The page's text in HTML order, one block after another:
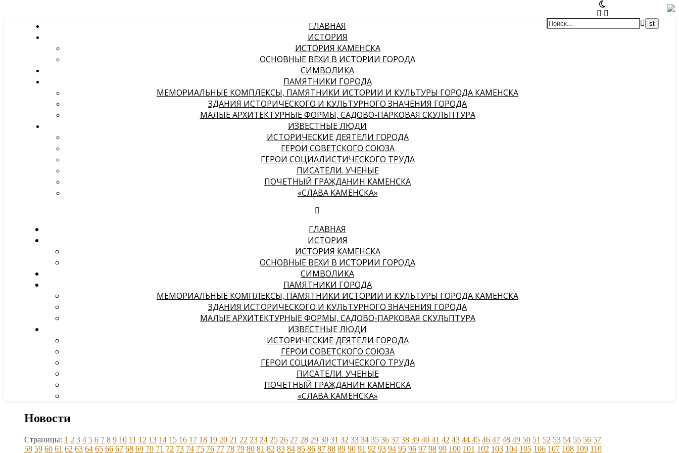
ГЛАВНАЯ
ИСТОРИЯ
ИСТОРИЯ КАМЕНСКА
ОСНОВНЫЕ ВЕХИ В ИСТОРИИ ГОРОДА
СИМВОЛИКА
ПАМЯТНИКИ ГОРОДА
МЕМОРИАЛЬНЫЕ КОМПЛЕКСЫ, ПАМЯТНИКИ ИСТОРИИ И КУЛЬТУРЫ ГОРОДА КАМЕНСКА
ЗДАНИЯ ИСТОРИЧЕСКОГО И КУЛЬТУРНОГО ЗНАЧЕНИЯ ГОРОДА
МАЛЫЕ АРХИТЕКТУРНЫЕ ФОРМЫ, САДОВО-ПАРКОВАЯ СКУЛЬПТУРА
ИЗВЕСТНЫЕ ЛЮДИ
ИСТОРИЧЕСКИЕ ДЕЯТЕЛИ ГОРОДА
ГЕРОИ СОВЕТСКОГО СОЮЗА
ГЕРОИ СОЦИАЛИСТИЧЕСКОГО ТРУДА
ПИСАТЕЛИ. УЧЕНЫЕ
ПОЧЕТНЫЙ ГРАЖДАНИН КАМЕНСКА
«СЛАВА КАМЕНСКА»
ГЛАВНАЯ
ИСТОРИЯ
ИСТОРИЯ КАМЕНСКА
ОСНОВНЫЕ ВЕХИ В ИСТОРИИ ГОРОДА
СИМВОЛИКА
ПАМЯТНИКИ ГОРОДА
МЕМОРИАЛЬНЫЕ КОМПЛЕКСЫ, ПАМЯТНИКИ ИСТОРИИ И КУЛЬТУРЫ ГОРОДА КАМЕНСКА
ЗДАНИЯ ИСТОРИЧЕСКОГО И КУЛЬТУРНОГО ЗНАЧЕНИЯ ГОРОДА
МАЛЫЕ АРХИТЕКТУРНЫЕ ФОРМЫ, САДОВО-ПАРКОВАЯ СКУЛЬПТУРА
ИЗВЕСТНЫЕ ЛЮДИ
ИСТОРИЧЕСКИЕ ДЕЯТЕЛИ ГОРОДА
ГЕРОИ СОВЕТСКОГО СОЮЗА
ГЕРОИ СОЦИАЛИСТИЧЕСКОГО ТРУДА
ПИСАТЕЛИ. УЧЕНЫЕ
ПОЧЕТНЫЙ ГРАЖДАНИН КАМЕНСКА
«СЛАВА КАМЕНСКА»
Новости
Страницы: 1 2 3 4 5 6 7 8 9 10 11 12 13 14 15 16 17 18 19 20 21 22 23 24 25 26 27 28 29 30 31 32 33 34 35 36 37 38 39 40 41 42 43 44 45 46 47 48 49 50 51 52 53 54 55 56 57
58 59 60 61 62 63 64 65 66 67 68 69 70 71 72 73 74 75 76 77 78 79 80 81 82 83 84 85 86 87 88 89 90 91 92 93 94 95 96 97 98 99 100 101 102 103 104 105 106 107 108 109 110